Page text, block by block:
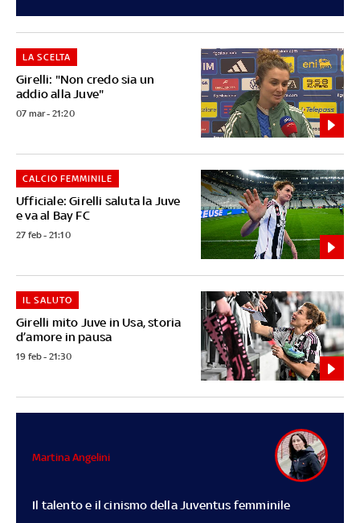
Girelli: "Non credo sia un
addio alla Juve"
LA SCELTA
07 mar - 21:20
Ufficiale: Girelli saluta la Juve
e va al Bay FC
CALCIO FEMMINILE
27 feb - 21:10
Girelli mito Juve in Usa, storia
d’amore in pausa
IL SALUTO
19 feb - 21:30
Il talento e il cinismo della Juventus femminile
Martina Angelini